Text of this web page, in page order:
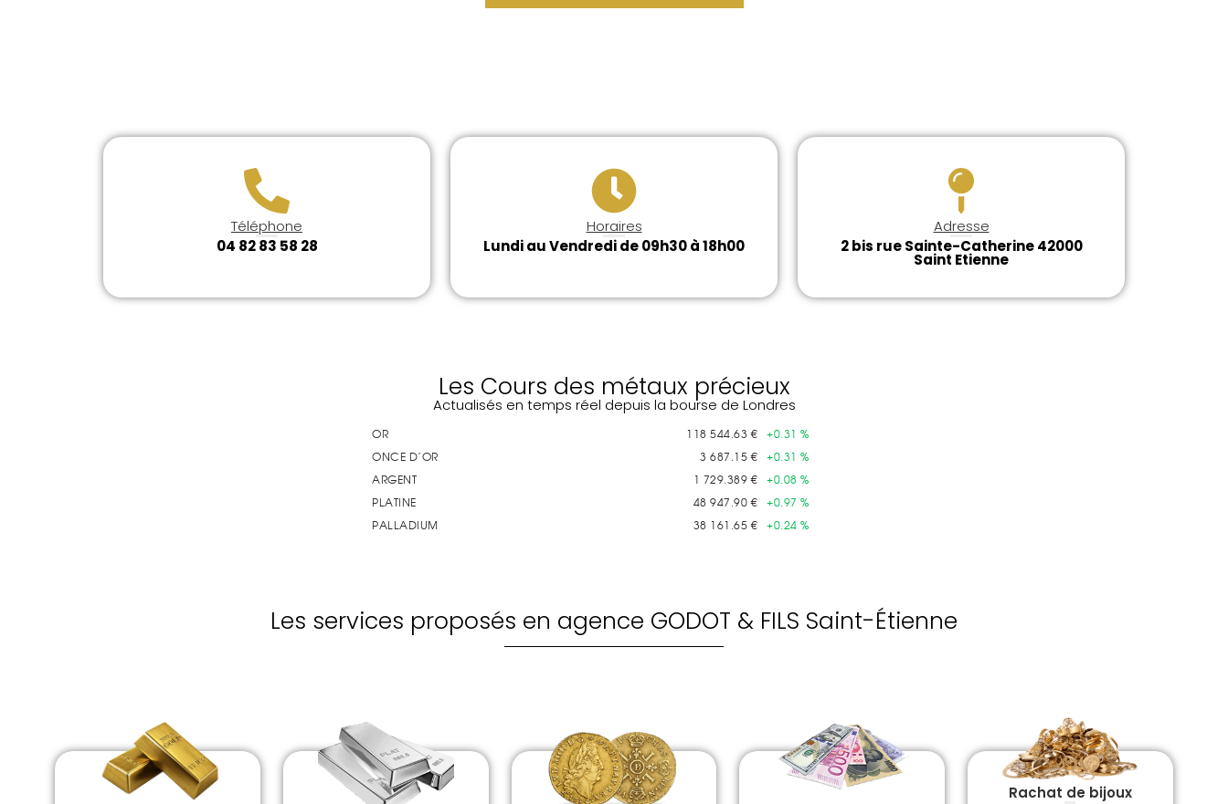
Téléphone
04 82 83 58 28
Horaires
Lundi au Vendredi de 09h30 à 18h00
Adresse
2 bis rue Sainte-Catherine 42000
Saint Etienne
Les Cours des métaux précieux
Actualisés en temps réel depuis la bourse de Londres
Les services proposés en agence GODOT & FILS Saint-Étienne
Rachat de bijoux